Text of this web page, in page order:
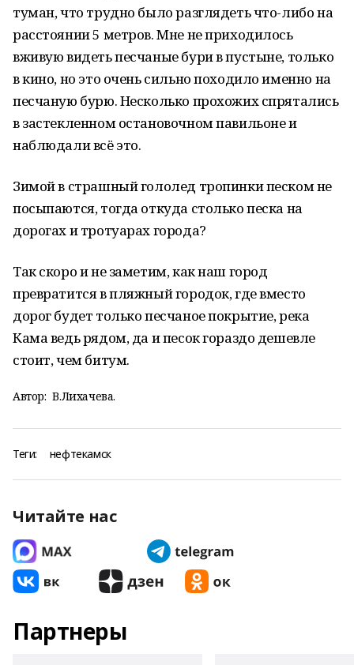
туман, что трудно было разглядеть что-либо на
расстоянии 5 метров. Мне не приходилось
вживую видеть песчаные бури в пустыне, только
в кино, но это очень сильно походило именно на
песчаную бурю. Несколько прохожих спрятались
в застекленном остановочном павильоне и
наблюдали всё это.
Зимой в страшный гололед тропинки песком не
посыпаются, тогда откуда столько песка на
дорогах и тротуарах города?
Так скоро и не заметим, как наш город
превратится в пляжный городок, где вместо
дорог будет только песчаное покрытие, река
Кама ведь рядом, да и песок гораздо дешевле
стоит, чем битум.
Автор: В.Лихачева.
Теги: нефтекамск
Читайте нас
Партнеры